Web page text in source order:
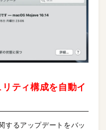
リティ構成を自動イ
するアップデートをバッ